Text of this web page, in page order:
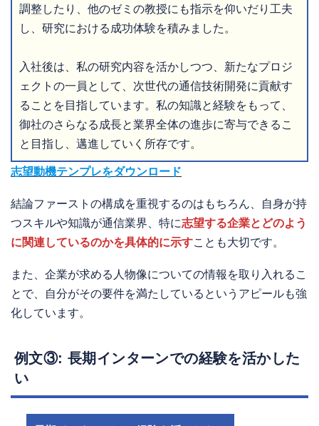
調整したり、他のゼミの教授にも指示を仰いだり工夫
し、研究における成功体験を積みました。
入社後は、私の研究内容を活かしつつ、新たなプロジ
ェクトの一員として、次世代の通信技術開発に貢献す
ることを目指しています。私の知識と経験をもって、
御社のさらなる成長と業界全体の進歩に寄与できるこ
と目指し、邁進していく所存です。
志望動機テンプレをダウンロード
結論ファーストの構成を重視するのはもちろん、自身が持
つスキルや知識が通信業界、特に志望する企業とどのよう
に関連しているのかを具体的に示すことも大切です。
また、企業が求める人物像についての情報を取り入れるこ
とで、自分がその要件を満たしているというアピールも強
化しています。
例文③: 長期インターンでの経験を活かした
い